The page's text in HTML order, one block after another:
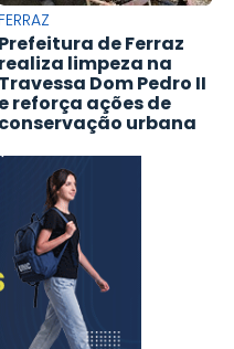
FERRAZ
Prefeitura de Ferraz
realiza limpeza na
Travessa Dom Pedro II
e reforça ações de
conservação urbana